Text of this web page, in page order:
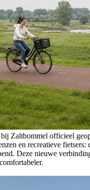
Zaltbommel officieel
en recreatieve fietsers:
Deze nieuwe